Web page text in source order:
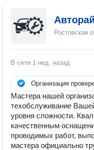
Авторай
Ростовская
В сети 1 нед. назад
Организация
Мастера нашей
техобслуживание
уровня сложности.
качественным
проводимых работ,
мастера официально